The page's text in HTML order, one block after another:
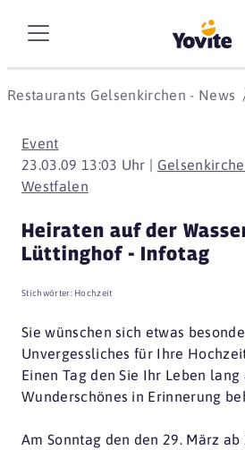
Restaurants Gelsenkirchen - News
Event
23.03.09 13:03 Uhr |
Westfalen
Heiraten auf der
Lüttinghof - Infotag
Stichwörter: Hochzeit
Sie wünschen sich etwas
Unvergessliches für Ihre
Einen Tag den Sie Ihr Leben lang
Wunderschönes in Erinnerung
Am Sonntag den den 29. März